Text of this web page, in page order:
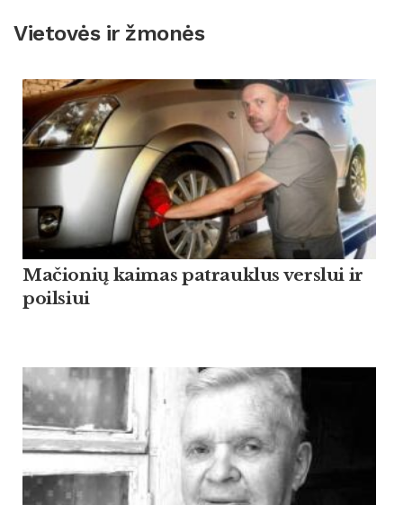
Vietovės ir žmonės
Mačionių kaimas patrauklus verslui ir
poilsiui